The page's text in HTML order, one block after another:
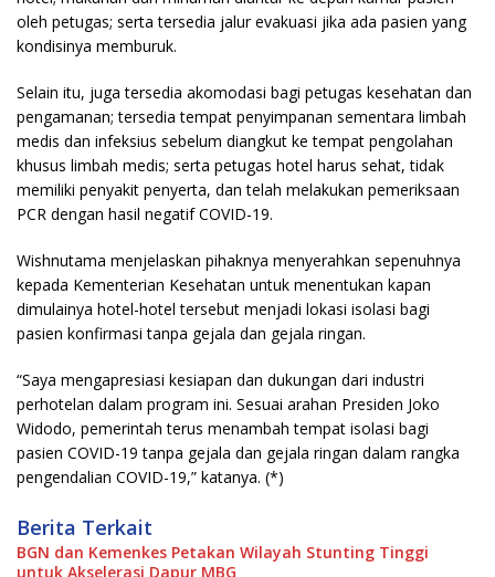
oleh petugas; serta tersedia jalur evakuasi jika ada pasien yang
kondisinya memburuk.
Selain itu, juga tersedia akomodasi bagi petugas kesehatan dan
pengamanan; tersedia tempat penyimpanan sementara limbah
medis dan infeksius sebelum diangkut ke tempat pengolahan
khusus limbah medis; serta petugas hotel harus sehat, tidak
memiliki penyakit penyerta, dan telah melakukan pemeriksaan
PCR dengan hasil negatif COVID-19.
Wishnutama menjelaskan pihaknya menyerahkan sepenuhnya
kepada Kementerian Kesehatan untuk menentukan kapan
dimulainya hotel-hotel tersebut menjadi lokasi isolasi bagi
pasien konfirmasi tanpa gejala dan gejala ringan.
“Saya mengapresiasi kesiapan dan dukungan dari industri
perhotelan dalam program ini. Sesuai arahan Presiden Joko
Widodo, pemerintah terus menambah tempat isolasi bagi
pasien COVID-19 tanpa gejala dan gejala ringan dalam rangka
pengendalian COVID-19,” katanya. (*)
Berita Terkait
BGN dan Kemenkes Petakan Wilayah Stunting Tinggi
untuk Akselerasi Dapur MBG